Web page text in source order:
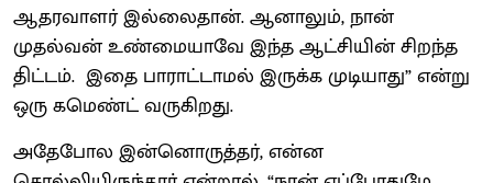
ஆதரவாளர் இல்லைதான். ஆனாலும், நான்
முதல்வன் உண்மையாவே இந்த ஆட்சியின் சிறந்த
திட்டம். இதை பாராட்டாமல் இருக்க முடியாது” என்று
ஒரு கமெண்ட் வருகிறது.
அதேபோல இன்னொருத்தர், என்ன